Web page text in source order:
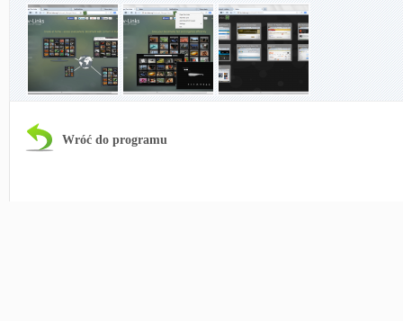
Wróć do programu